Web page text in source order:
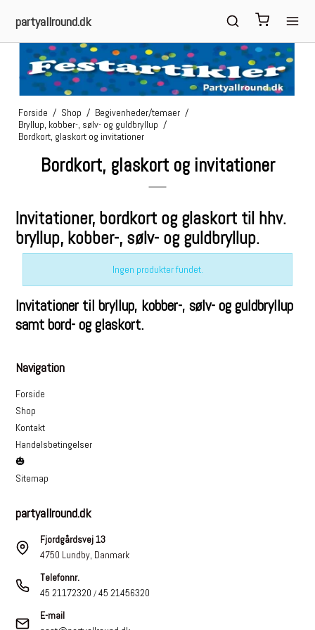
partyallround.dk
Forside / Shop / Begivenheder/temaer /
Bryllup, kobber-, sølv- og guldbryllup /
Bordkort, glaskort og invitationer
Bordkort, glaskort og invitationer
Invitationer, bordkort og glaskort til hhv.
bryllup, kobber-, sølv- og guldbryllup.
Ingen produkter fundet.
Invitationer til bryllup, kobber-, sølv- og guldbryllup
samt bord- og glaskort.
Navigation
Forside
Shop
Kontakt
Handelsbetingelser
🎃
Sitemap
partyallround.dk
Fjordgårdsvej 13
4750 Lundby, Danmark
Telefonnr.
45 21172320 /45 21456320
E-mail